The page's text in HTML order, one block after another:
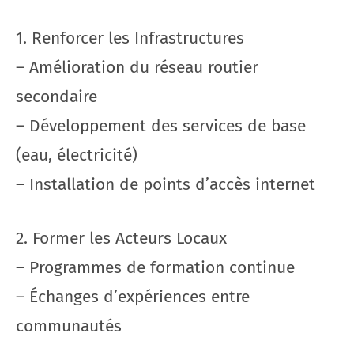
1. Renforcer les Infrastructures
– Amélioration du réseau routier
secondaire
– Développement des services de base
(eau, électricité)
– Installation de points d’accès internet
2. Former les Acteurs Locaux
– Programmes de formation continue
– Échanges d’expériences entre
communautés